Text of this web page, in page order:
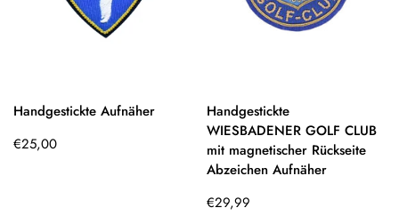
Handgestickte Aufnäher
Regulärer
€25,00
Handgestickte
WIESBADENER GOLF CLUB
mit magnetischer Rückseite
Abzeichen Aufnäher
Regulärer
€29,99